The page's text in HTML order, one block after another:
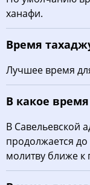
22, Сб
23, Вс 03:38
24, Пн 03:40
25, Вт 03:42
26, Ср 03:43
27, Чт 03:45
ханафи.
Время
Лучшее время
В какое
В Савельевской
продолжается до
молитву ближе к